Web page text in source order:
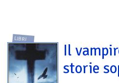
LIBRI
Il
storie